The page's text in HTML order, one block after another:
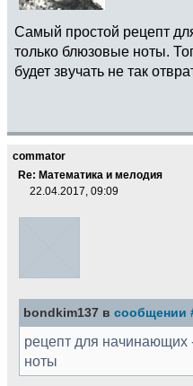
Самый простой рецепт
только блюзовые ноты.
будет звучать не так
commator
Re: Математика и мелодия
22.04.2017, 09:09
bondkim137 в сообщении
рецепт для начинающих
ноты